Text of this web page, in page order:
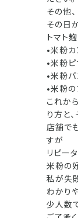
その他、
その日
トマト
•米粉カ
•米粉
•米粉パ
•米粉の
これか
り方と
店舗で
すが
リピー
米粉の
私が失
わかり
少人数